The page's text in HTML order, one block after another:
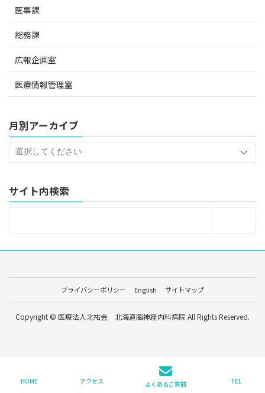
医事課
総務課
広報企画室
医療情報管理室
月別アーカイブ
サイト内検索
プライバシーポリシー English サイトマップ
Copyright © 医療法人北祐会 北海道脳神経内科病院 All Rights Reserved.
HOME アクセス よくあるご質問 TEL